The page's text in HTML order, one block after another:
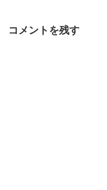
コメントを残す